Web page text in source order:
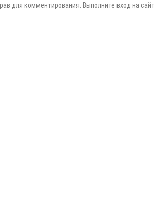
для комментирования. Выполните вход на сайт